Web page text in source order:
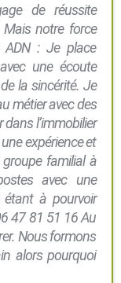
de réussite
notre force
: Je place
une écoute
la sincérité. Je
métier avec des
l’immobilier
expérience et
familial à
avec une
étant à pourvoir
47 81 51 16 Au
Nous formons
alors pourquoi